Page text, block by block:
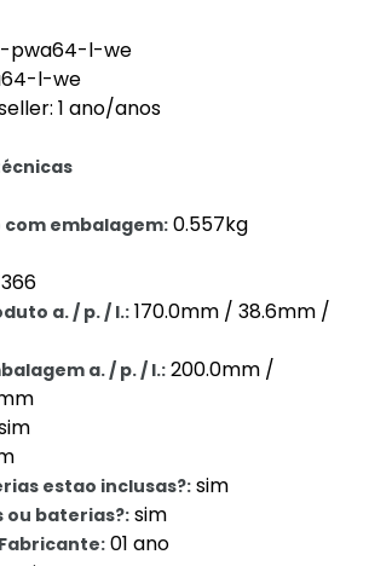
pwa64-l-we
l-we
1 ano/anos
embalagem: 0.557kg
a. / p. / l.: 170.0mm / 38.6mm /
a. / p. / l.: 200.0mm /
estao inclusas?: sim
ou baterias?: sim
01 ano